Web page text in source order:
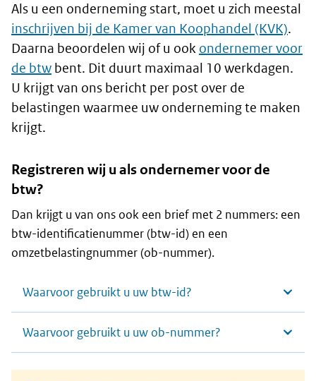
Als u een onderneming start, moet u zich meestal
inschrijven bij de Kamer van Koophandel (KVK).
Daarna beoordelen wij of u ook ondernemer voor
de btw bent. Dit duurt maximaal 10 werkdagen.
U krijgt van ons bericht per post over de
belastingen waarmee uw onderneming te maken
krijgt.
Registreren wij u als ondernemer voor de
btw?
Dan krijgt u van ons ook een brief met 2 nummers: een
btw-identificatienummer (btw-id) en een
omzetbelastingnummer (ob-nummer).
Waarvoor gebruikt u uw btw-id?
Waarvoor gebruikt u uw ob-nummer?